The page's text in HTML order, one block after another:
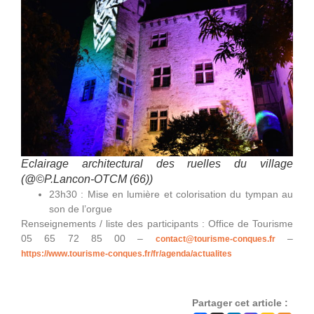
Eclairage architectural des ruelles du village
(@©P.Lancon-OTCM (66))
23h30 : Mise en lumière et colorisation du tympan au
son de l’orgue
Renseignements / liste des participants : Office de Tourisme
05 65 72 85 00 – contact@tourisme-conques.fr–
https://www.tourisme-conques.fr/fr/agenda/actualites
Partager cet article :